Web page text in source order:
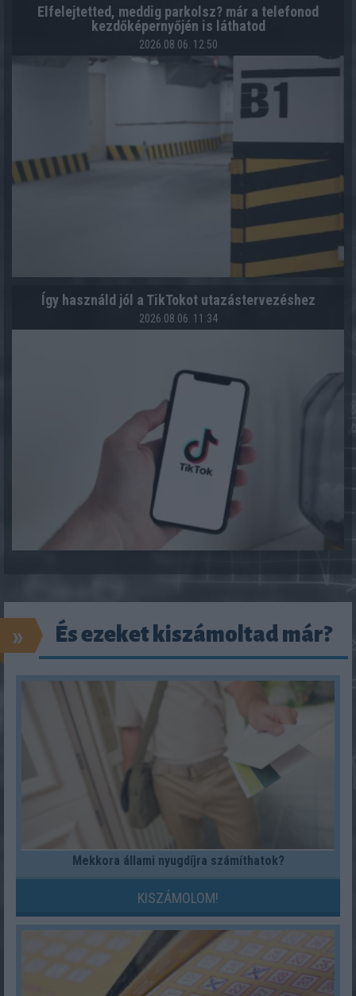
Elfelejtetted, meddig parkolsz? már a telefonod
kezdőképernyőjén is láthatod
2026.08.06. 12:50
Így használd jól a TikTokot utazástervezéshez
2026.08.06. 11:34
» És ezeket kiszámoltad már?
Mekkora állami nyugdíjra számíthatok?
KISZÁMOLOM!